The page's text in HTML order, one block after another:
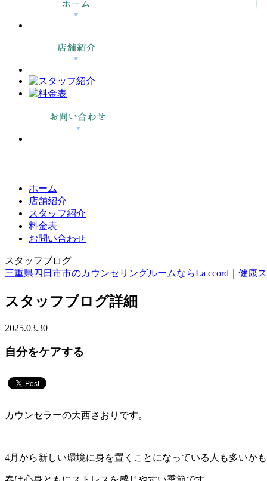
ホーム
店舗紹介
スタッフ紹介
料金表
お問い合わせ
スタッフブログ
三重県四日市市のカウンセリングルームならLa ccord｜健康
スタッフブログ詳細
2025.03.30
自分をケアする
カウンセラーの大西さおりです。
4月から新しい環境に身を置くことになっている人も多いか